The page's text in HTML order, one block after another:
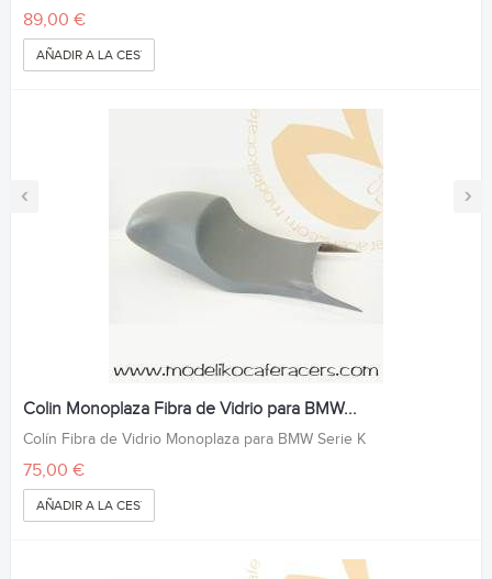
‹ ›
89,00 €
AÑADIR A LA CESTA
Colin Monoplaza Fibra de Vidrio para BMW...
Colín Fibra de Vidrio Monoplaza para BMW Serie K
75,00 €
AÑADIR A LA CESTA